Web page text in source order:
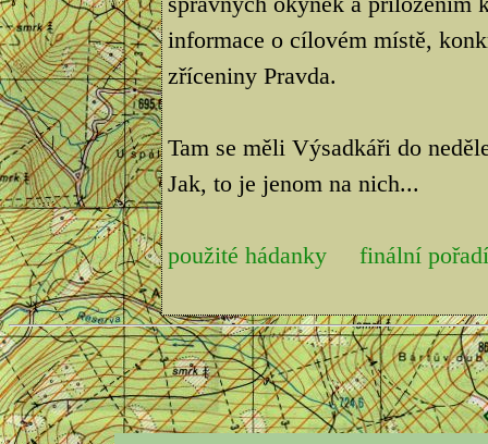
informace o cílovém místě,
zříceniny Pravda.
Tam se měli Výsadkáři do
Jak, to je jenom na nich...
použité hádanky finální pořadí